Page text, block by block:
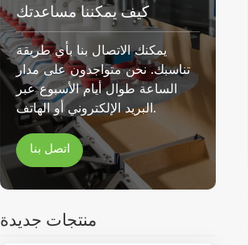
كيف يمكننا مساعدتك
يمكنك الاتصال بنا بأي طريقة
تناسبك. نحن متواجدون على مدار
الساعة طوال أيام الأسبوع عبر
البريد الإلكتروني أو الهاتف.
اتصل بنا
منتجات جديدة